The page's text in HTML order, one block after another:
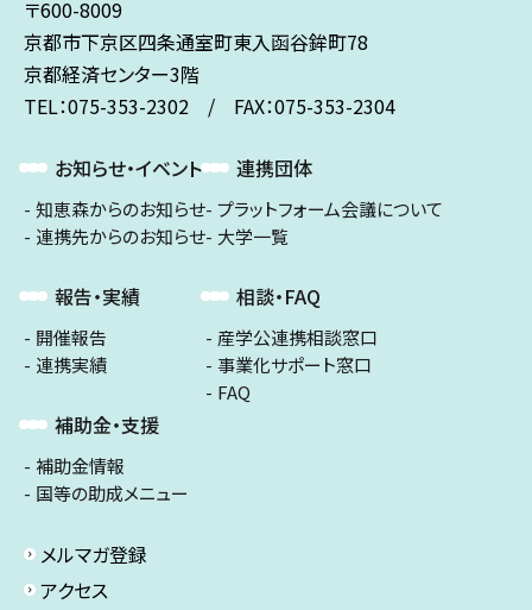
〒600-8009
京都市下京区四条通室町東入函谷鉾町78
京都経済センター3階
TEL：075-353-2302 / FAX：075-353-2304
お知らせ・イベント
知恵森からのお知らせ
連携先からのお知らせ
報告・実績
開催報告
連携実績
補助金・支援
補助金情報
国等の助成メニュー
連携団体
プラットフォーム会議について
大学一覧
相談・FAQ
産学公連携相談窓口
事業化サポート窓口
FAQ
メルマガ登録
アクセス